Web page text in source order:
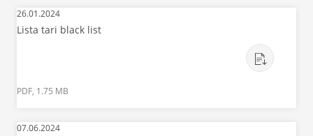
26.01.2024
Lista tari black list
PDF, 1.75 MB
07.06.2024